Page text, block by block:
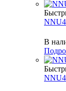
В